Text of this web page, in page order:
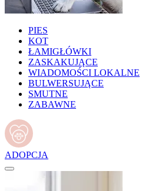
PIES
KOT
ŁAMIGŁÓWKI
ZASKAKUJĄCE
WIADOMOŚCI LOKALNE
BULWERSUJĄCE
SMUTNE
ZABAWNE
ADOPCJA